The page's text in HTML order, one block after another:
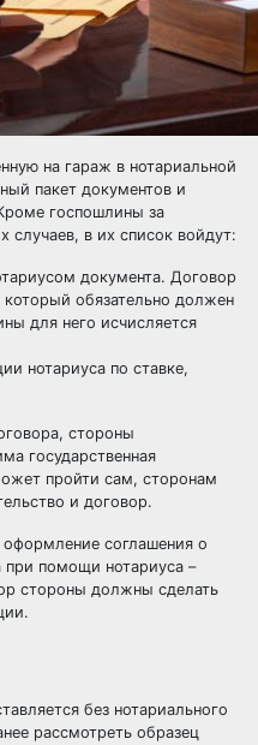
на гараж в нотариальной
пакет документов и
госпошлины за
случаев, в их список войдут:
документа. Договор
который обязательно должен
для него исчисляется
нотариуса по ставке,
стороны
государственная
пройти сам, сторонам
и договор.
соглашения о
при помощи нотариуса –
стороны должны сделать
без нотариального
рассмотреть образец